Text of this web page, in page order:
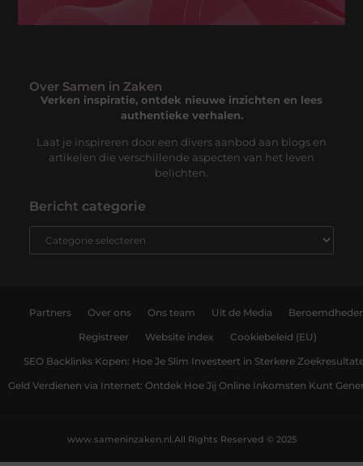
Over Samen in Zaken
Verken inspiratie, ontdek nieuwe inzichten en lees
authentieke verhalen.
Laat je inspireren door een divers aanbod aan blogs en
artikelen die verschillende aspecten van het leven
belichten.
Bericht categorie
Partners Over ons Ons team Uit de Media
Registreer Website index Cookiebeleid (EU)
SEO Backlinks Kopen: Hoe Je Slim Investeert in Sterkere
Geld Verdienen via Internet: Ontdek Hoe Jij Online Inkomsten Kunt
All Rights Reserved © 2025
www.sameninzaken.nl.